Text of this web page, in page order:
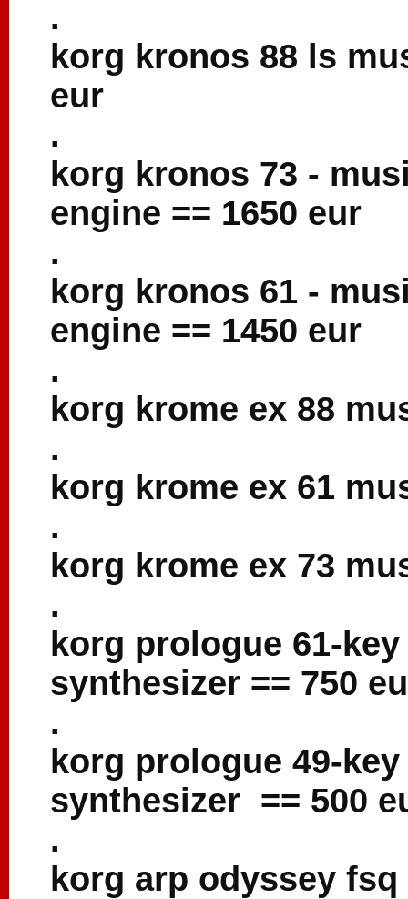
.
korg kronos 88 ls
eur
.
korg kronos 73 -
engine == 1650 eur
.
korg kronos 61 -
engine == 1450 eur
.
korg krome ex 88
.
korg krome ex 61
.
korg krome ex 73
.
korg prologue 61-
synthesizer == 750
.
korg prologue 49-
synthesizer == 500
.
korg arp odyssey